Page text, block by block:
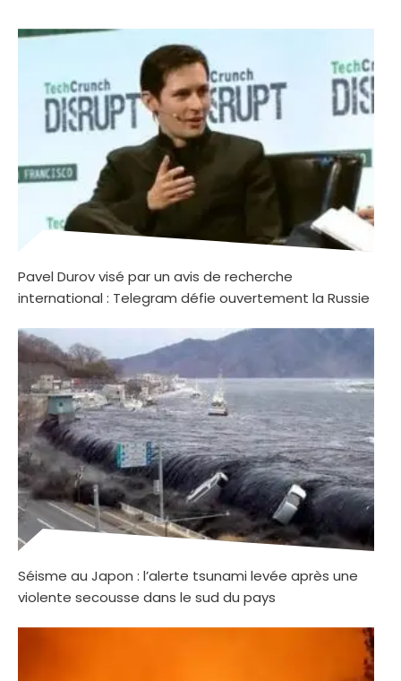
Pavel Durov visé par un avis de recherche
international : Telegram défie ouvertement la Russie
Séisme au Japon : l’alerte tsunami levée après une
violente secousse dans le sud du pays